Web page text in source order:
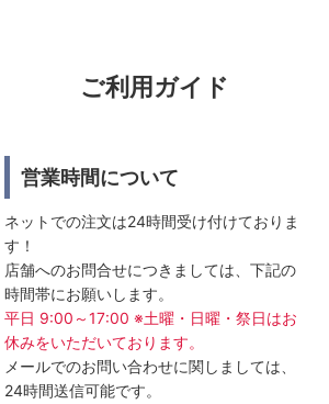
ご利用ガイド
営業時間について
ネットでの注文は24時間受け付けておりま
す！
店舗へのお問合せにつきましては、下記の
時間帯にお願いします。
平日 9:00～17:00 ※土曜・日曜・祭日はお
休みをいただいております。
メールでのお問い合わせに関しましては、
24時間送信可能です。